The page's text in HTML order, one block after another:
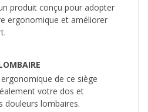
produit conçu pour adopter
ergonomique et améliorer
de ce siège
votre dos et
douleurs lombaires.